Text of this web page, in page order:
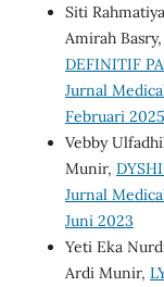
Siti
Amirah
DEFINITIF
Jurnal
Februari 2025
Vebby
Munir,
Jurnal
Juni 2023
Yeti Eka
Ardi Munir,